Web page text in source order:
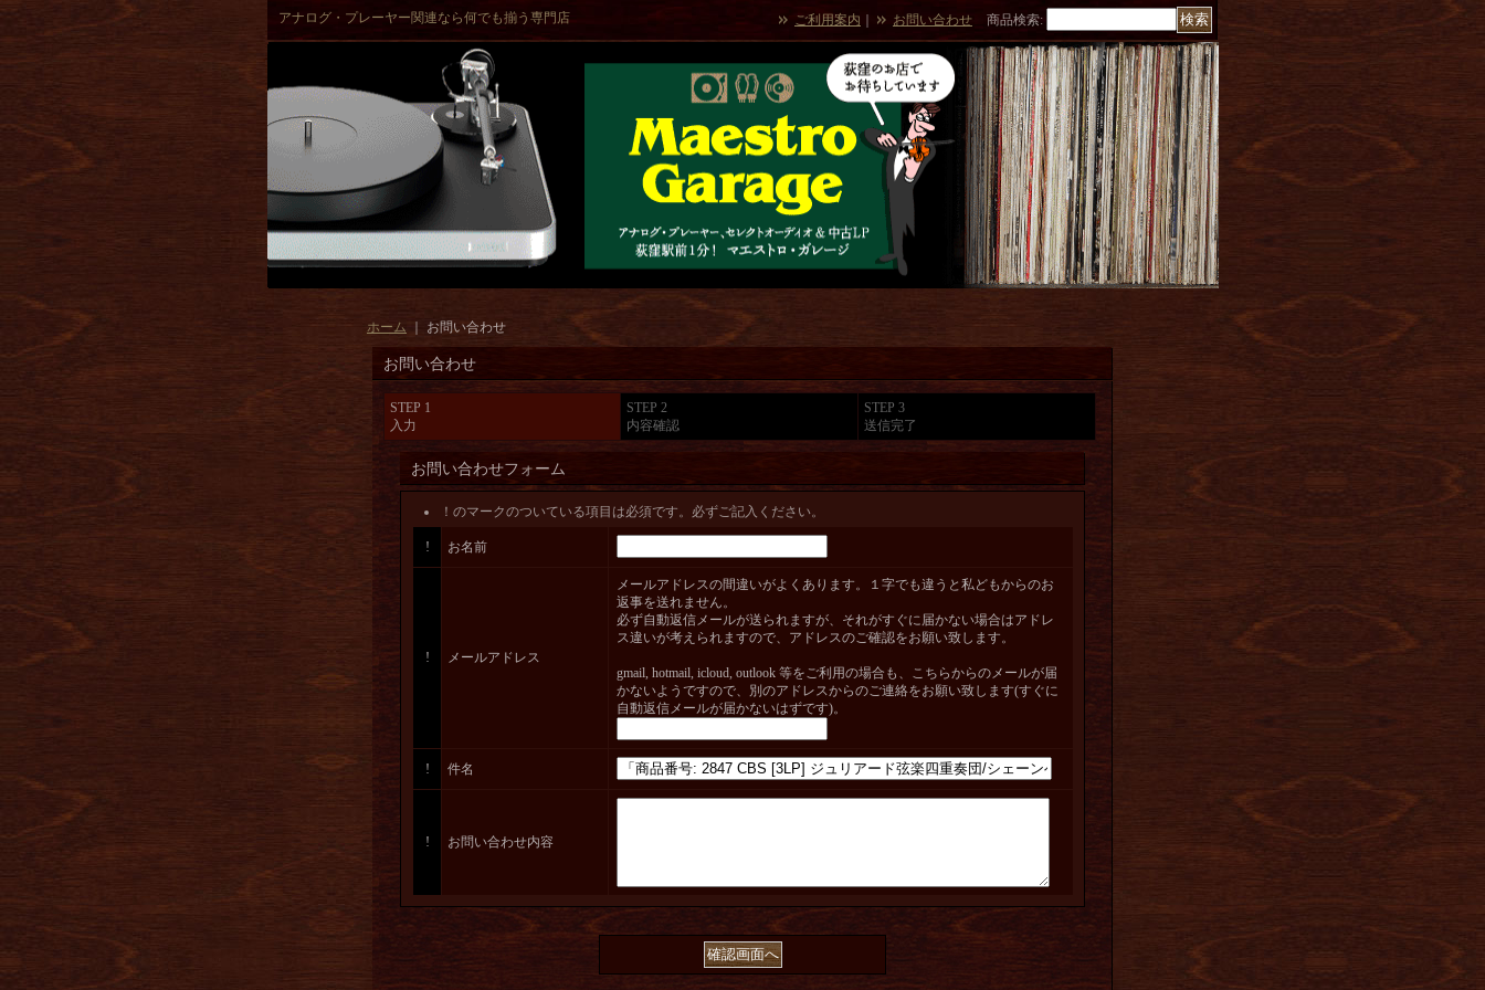
アナログ・プレーヤー関連なら何でも揃う専門店 ご利用案内 お問い合わせ 商品検索:
ホーム お問い合わせ
お問い合わせ
STEP 1
入力
STEP 2
内容確認
STEP 3
送信完了
お問い合わせフォーム
！ のマークのついている項目は必須です。必ずご記入ください。
! お名前
! メールアドレス
メールアドレスの間違いがよくあります。１字でも違うと私どもからのお
返事を送れません。
必ず自動返信メールが送られますが、それがすぐに届かない場合はアドレ
ス違いが考えられますので、アドレスのご確認をお願い致します。
gmail, hotmail, icloud, outlook 等をご利用の場合も、こちらからのメールが届
かないようですので、別のアドレスからのご連絡をお願い致します(すぐに
自動返信メールが届かないはずです)。
! 件名
! お問い合わせ内容